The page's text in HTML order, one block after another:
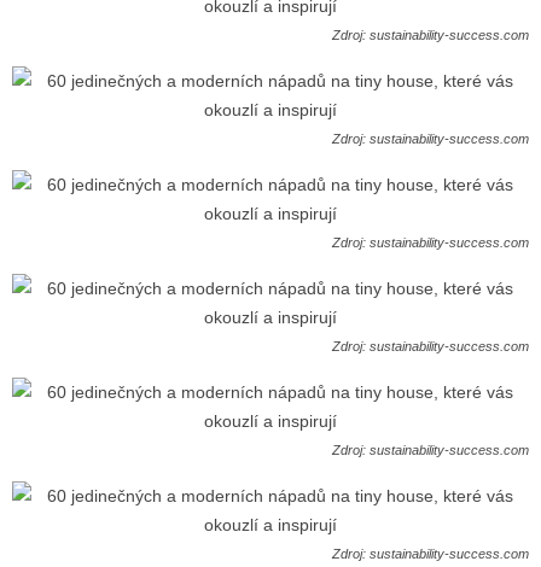
Zdroj: sustainability-success.com
Zdroj: sustainability-success.com
Zdroj: sustainability-success.com
Zdroj: sustainability-success.com
Zdroj: sustainability-success.com
Zdroj: sustainability-success.com